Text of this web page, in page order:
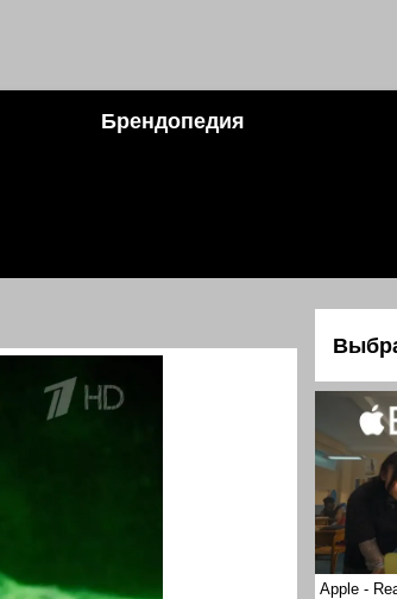
Брендопедия
Apple -